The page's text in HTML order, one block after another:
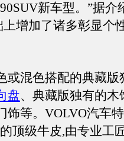
新车型。”据介
增加了诸多彰显个
混色搭配的典藏版
盘、典藏版独有的木
饰等。VOLVO汽车
顶级牛皮,由专业工